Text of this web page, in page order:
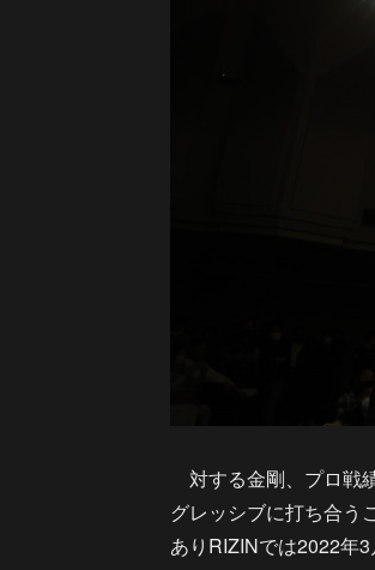
対する金剛、プロ戦
グレッシブに打ち合う
ありRIZINでは2022年